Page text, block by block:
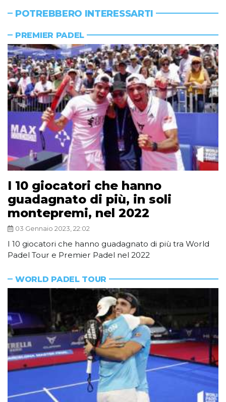
POTREBBERO INTERESSARTI
PREMIER PADEL
I 10 giocatori che hanno
guadagnato di più, in soli
montepremi, nel 2022
03 Gennaio 2023, 22:02
I 10 giocatori che hanno guadagnato di più tra World
Padel Tour e Premier Padel nel 2022
WORLD PADEL TOUR